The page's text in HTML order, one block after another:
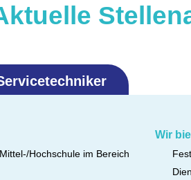
Hochschule im Bereich
Wir